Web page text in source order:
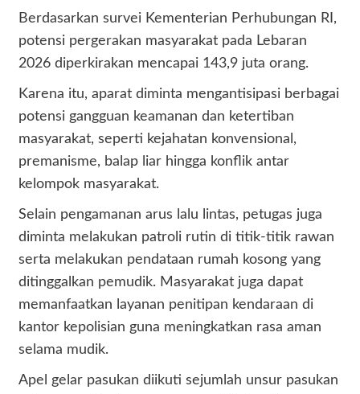
Berdasarkan survei Kementerian Perhubungan RI,
potensi pergerakan masyarakat pada Lebaran
2026 diperkirakan mencapai 143,9 juta orang.
Karena itu, aparat diminta mengantisipasi berbagai
potensi gangguan keamanan dan ketertiban
masyarakat, seperti kejahatan konvensional,
premanisme, balap liar hingga konflik antar
kelompok masyarakat.
Selain pengamanan arus lalu lintas, petugas juga
diminta melakukan patroli rutin di titik-titik rawan
serta melakukan pendataan rumah kosong yang
ditinggalkan pemudik. Masyarakat juga dapat
memanfaatkan layanan penitipan kendaraan di
kantor kepolisian guna meningkatkan rasa aman
selama mudik.
Apel gelar pasukan diikuti sejumlah unsur pasukan